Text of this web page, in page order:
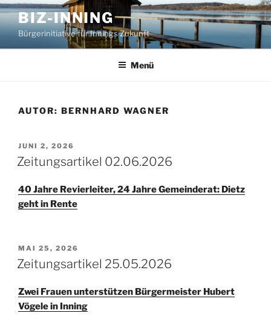
Zum
Inhalt
springen
BIZ-INNING
Bürgerinitiative für Innings Zukunft
Menü
AUTOR: BERNHARD WAGNER
VERÖFFENTLICHT
AM
JUNI 2, 2026
Zeitungsartikel 02.06.2026
40 Jahre Revierleiter, 24 Jahre Gemeinderat: Dietz
geht in Rente
VERÖFFENTLICHT
AM
MAI 25, 2026
Zeitungsartikel 25.05.2026
Zwei Frauen unterstützen Bürgermeister Hubert
Vögele in Inning